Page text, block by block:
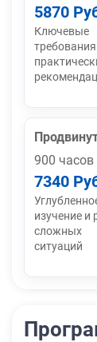
5870
Ключевые
900 часов
7340
изучение и
сложных
ситуаций